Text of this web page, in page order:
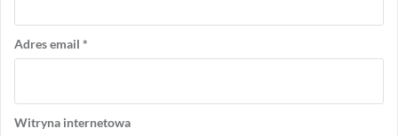
Adres email *
Witryna internetowa